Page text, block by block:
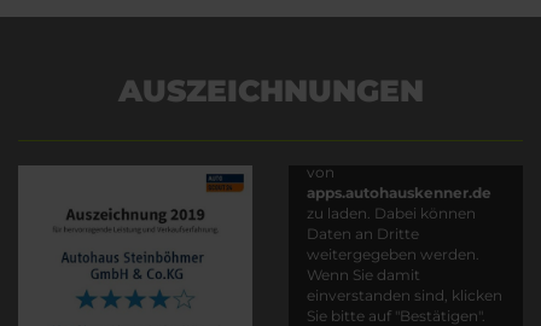
AUSZEICHNUNGEN
von
apps.autohauskenner.de
zu laden. Dabei können
Daten an Dritte
weitergegeben werden.
Wenn Sie damit
einverstanden sind, klicken
Sie bitte auf "Bestätigen".